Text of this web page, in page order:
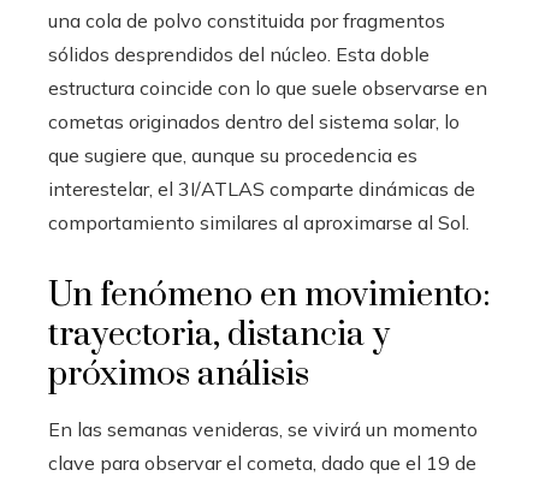
una cola de polvo constituida por fragmentos
sólidos desprendidos del núcleo. Esta doble
estructura coincide con lo que suele observarse en
cometas originados dentro del sistema solar, lo
que sugiere que, aunque su procedencia es
interestelar, el 3I/ATLAS comparte dinámicas de
comportamiento similares al aproximarse al Sol.
Un fenómeno en movimiento:
trayectoria, distancia y
próximos análisis
En las semanas venideras, se vivirá un momento
clave para observar el cometa, dado que el 19 de